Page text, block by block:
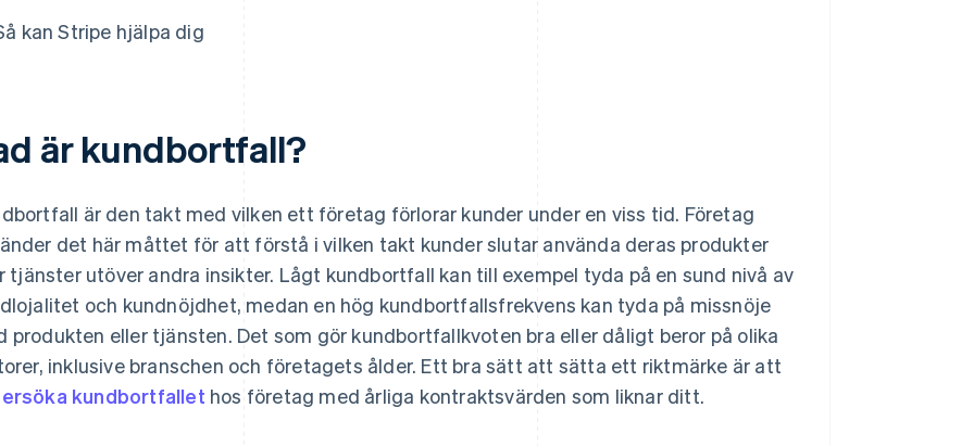
kan Stripe hjälpa dig
är kundbortfall?
är den takt med vilken ett företag förlorar kunder under en viss tid. Företag
det här måttet för att förstå i vilken takt kunder slutar använda deras produkter
tjänster utöver andra insikter. Lågt kundbortfall kan till exempel tyda på en sund nivå av
och kundnöjdhet, medan en hög kundbortfallsfrekvens kan tyda på missnöje
produkten eller tjänsten. Det som gör kundbortfallkvoten bra eller dåligt beror på olika
inklusive branschen och företagets ålder. Ett bra sätt att sätta ett riktmärke är att
kundbortfallet hos företag med årliga kontraktsvärden som liknar ditt.